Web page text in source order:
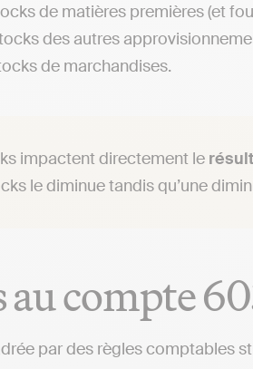
de matières premières (et
des autres
de marchandises.
impactent directement le
le diminue tandis qu’une
au compte
par des règles comptables